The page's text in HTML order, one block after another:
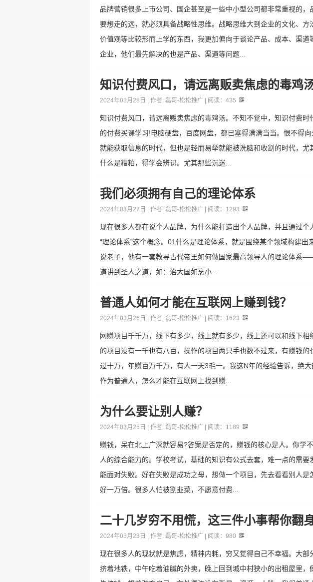
品牌营销很多上市公司、国企甚至是一些中小型公司都非常重视的
要想走的远，就必须具备战略性思维。战略思维大到企业的文化、
价值观等比较形而上学的东西，我更加偏向于谈论产品、成本、渠
企业，他们最先解决的也是产品、渠道等问题...
知识付费风口，请远离贩卖焦虑的毒鸡
2024年03月28日 | 作者: 磊哥-松松推广 | 阅读： 435
知识付费风口，请远离贩卖焦虑的毒鸡汤。不知不觉中，知识付费
的付费买课学习!电脑硬盘，百度网盘，都已塞得满满当当。恨不得
就能获取信息的时代，但也是轻而易举就能被洗脑和收割的时代，
什么是糟粕，得学会辨识。尤其那些沉迷...
我们必须拥有自己的理论体系
2024年03月27日 | 作者: 磊哥-松松推广 | 阅读： 1293
现在很多人都在说个人品牌，为什么能打造出个人品牌，并且通过
“理论体系”这个概念。01什么是理论体系，就是围绕某个领域构建
说老子，他有一套教导古代帝王如何做国家最高领导人的理论体系
道讲到圣人之道，如：治大国如烹小...
普通人如何才能在互联网上赚到钱？
2024年03月26日 | 作者: 磊哥-松松推广 | 阅读： 1623
网赚项目千千万，线下有多少，线上就有多少，线上还可以和线下
的项目没有一千也有八百，操作的项目两只手也数不过来，有赚钱
过十万，年赚百万千万，有人一天3毛一。我这N年的经验告诉，绝
作为普通人，怎么才能在互联网上找到赚...
为什么要让别人赚？
2024年03月25日 | 作者: 磊哥-松松推广 | 阅读： 1189
赚钱，呆在北上广深就容易?答案是否定的，赚钱的核心是人。你学
人的综合能力的。学校考试，基础的知识有公式去套，难一点的需
能面对失败。好在失败是成功之母，想做一个项目，先去看看别人
好一万倍。很多人怕被割韭菜，不愿意付费...
二十几岁穷不用慌，这三件小事帮你翻
2024年03月23日 | 作者: 磊哥-松松推广 | 阅读： 980
现在很多人的现状就是焦虑，精神内耗，穷又觉得自己不幸福。大
挤着地铁，中午吃着油腻的外卖，晚上回到城中村狭小的出租屋里